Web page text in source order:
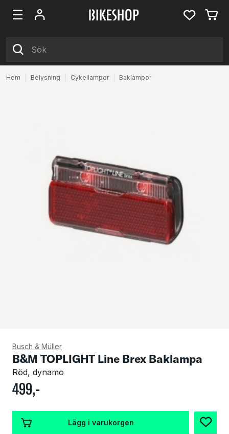
Hem Belysning Cykellampor Baklampor
Busch & Müller
B&M TOPLIGHT Line Brex Baklampa
Röd, dynamo
499,-
Lägg i varukorgen